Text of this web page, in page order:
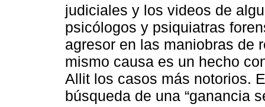
judiciales y los videos de
psicólogos y psiquiatras
agresor en las maniobras de
mismo causa es un hecho
Allit los casos más notorios.
búsqueda de una “ganancia